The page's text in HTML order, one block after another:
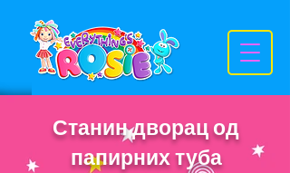
Станин дворац од
папирних туба